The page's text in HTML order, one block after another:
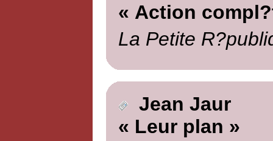
« Action
La Petite
Jean Jaur
« Leur plan »